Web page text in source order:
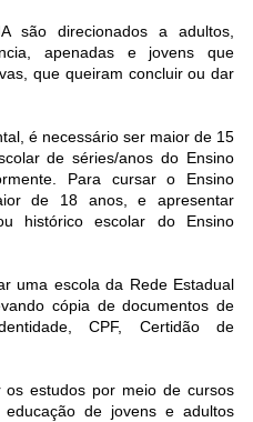
são direcionados a adultos,
apenadas e jovens que
que queiram concluir ou dar
é necessário ser maior de 15
de séries/anos do Ensino
Para cursar o Ensino
de 18 anos, e apresentar
histórico escolar do Ensino
uma escola da Rede Estadual
cópia de documentos de
CPF, Certidão de
estudos por meio de cursos
de jovens e adultos